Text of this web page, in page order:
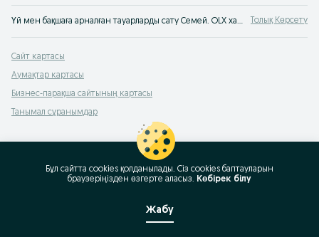
Үй мен бақшаға арналған тауарларды сату Семей. OLX хабарландырулар сервисінен б/қ үйге арналған тауарларды тез әрі оңай сатып алуға болады. Үй мен бақшаға арналған тек ең жақсы тауарларды OLX Семей сервисінен сатып ал! Толық Көрсету
Сайт картасы
Аумақтар картасы
Бизнес-парақша сайтының картасы
Танымал сұранымдар
Бұл сайтта cookies қолданылады. Сіз cookies баптауларын
браузеріңізден өзгерте аласыз. Көбірек білу
Жабу